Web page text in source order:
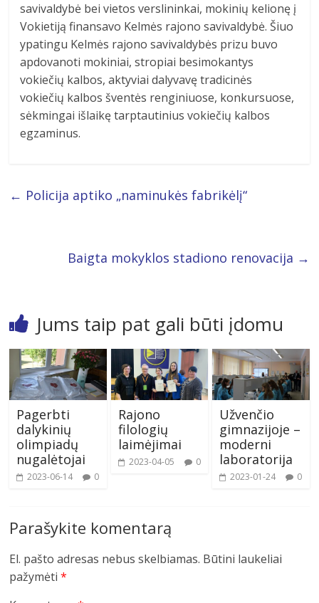
savivaldybė bei vietos verslininkai, mokinių kelionę į
Vokietiją finansavo Kelmės rajono savivaldybė. Šiuo
ypatingu Kelmės rajono savivaldybės prizu buvo
apdovanoti mokiniai, stropiai besimokantys
vokiečių kalbos, aktyviai dalyvavę tradicinės
vokiečių kalbos šventės renginiuose, konkursuose,
sėkmingai išlaikę tarptautinius vokiečių kalbos
egzaminus.
← Policija aptiko „naminukės fabrikėlį“
Baigta mokyklos stadiono renovacija →
Jums taip pat gali būti įdomu
Pagerbti
dalykinių
olimpiadų
nugalėtojai
2023-06-14 0
Rajono
filologių
laimėjimai
2023-04-05 0
Užvenčio
gimnazijoje –
moderni
laboratorija
2023-01-24 0
Parašykite komentarą
El. pašto adresas nebus skelbiamas. Būtini laukeliai
pažymėti*